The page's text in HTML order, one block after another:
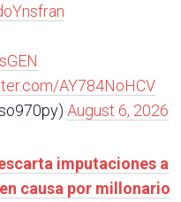
AY784NoHCV
August 6, 2026
imputaciones a
causa por millonario